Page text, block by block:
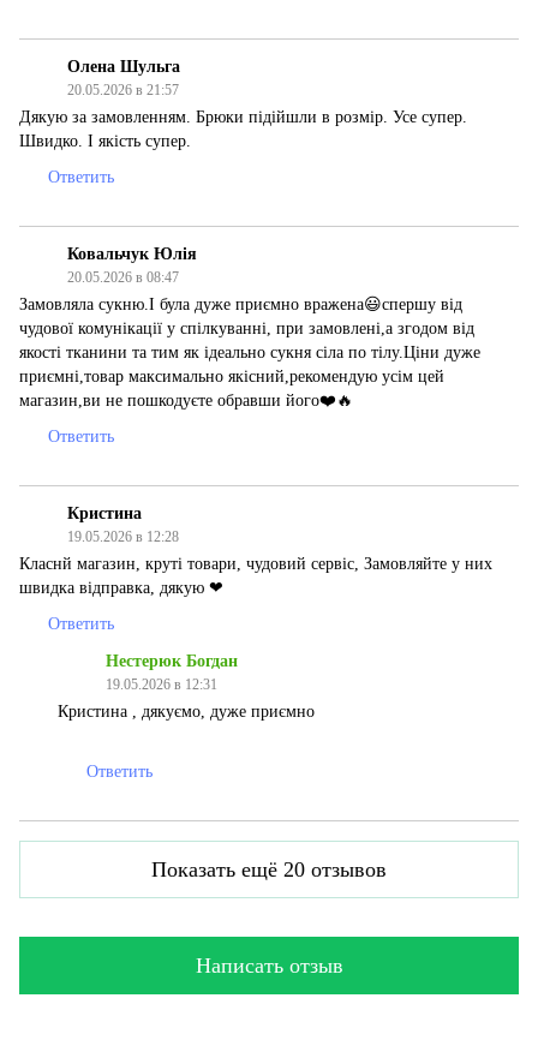
Олена Шульга
20.05.2026 в 21:57
Дякую за замовленням. Брюки підійшли в розмір. Усе супер.
Швидко. І якість супер.
Ответить
Ковальчук Юлія
20.05.2026 в 08:47
Замовляла сукню.І була дуже приємно вражена😃спершу від
чудової комунікації у спілкуванні, при замовлені,а згодом від
якості тканини та тим як ідеально сукня сіла по тілу.Ціни дуже
приємні,товар максимально якісний,рекомендую усім цей
магазин,ви не пошкодуєте обравши його❤️🔥
Ответить
Кристина
19.05.2026 в 12:28
Класнй магазин, круті товари, чудовий сервіс, Замовляйте у них
швидка відправка, дякую ❤
Ответить
Нестерюк Богдан
19.05.2026 в 12:31
Кристина , дякуємо, дуже приємно
Ответить
Показать ещё 20 отзывов
Написать отзыв